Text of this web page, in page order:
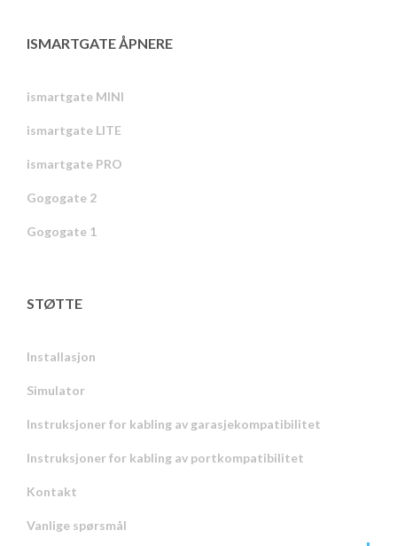
ISMARTGATE ÅPNERE
ismartgate MINI
ismartgate LITE
ismartgate PRO
Gogogate 2
Gogogate 1
STØTTE
Installasjon
Simulator
Instruksjoner for kabling av garasjekompatibilitet
Instruksjoner for kabling av portkompatibilitet
Kontakt
Vanlige spørsmål